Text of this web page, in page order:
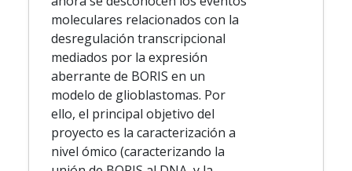
moleculares relacionados con la
desregulación transcripcional
mediados por la expresión
aberrante de BORIS en un
modelo de glioblastomas. Por
ello, el principal objetivo del
proyecto es la caracterización a
nivel ómico (caracterizando la